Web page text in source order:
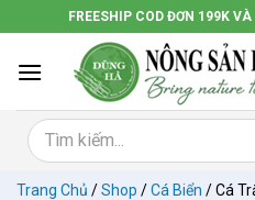
đến
dung
FREESHIP COD ĐƠN 199K
Trang Chủ /Shop /Cá Biển /Cá